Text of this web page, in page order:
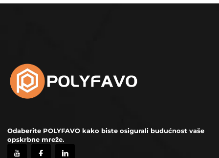
Odaberite POLYFAVO kako biste osigurali budućnost vaše
opskrbne mreže.